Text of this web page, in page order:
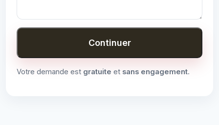
Continuer
Votre demande est gratuite et sans engagement.